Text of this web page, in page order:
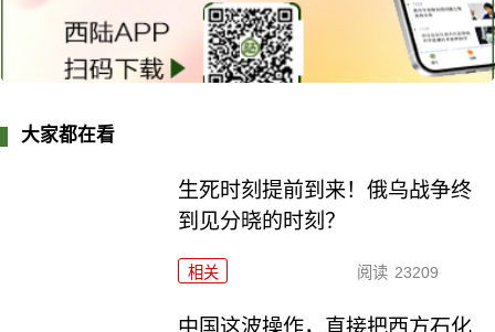
大家都在看
生死时刻提前到来！俄乌战争终
到见分晓的时刻？
相关 阅读 23209
中国这波操作，直接把西方石化